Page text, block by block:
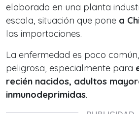
elaborado en una planta
escala, situación que pone a
las importaciones.
La enfermedad es poco
peligrosa, especialmente para
recién nacidos, adultos
inmunodeprimidas.